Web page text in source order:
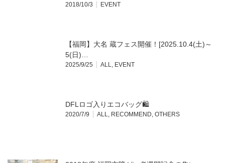
2018/10/3 EVENT
【福岡】大名 蔵フェス開催！[2025.10.4(土)～
5(日)…
2025/9/25 ALL EVENT
DFLロゴ入りエコバッグ🛍
2020/7/9 ALL RECOMMEND OTHERS